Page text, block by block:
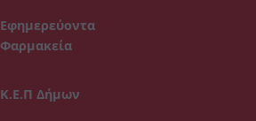
Εφημερεύοντα
Φαρμακεία
Κ.Ε.Π Δήμων